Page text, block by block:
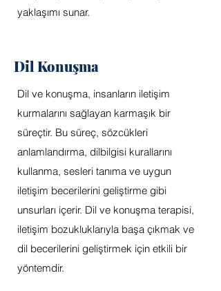
yaklaşımı sunar.
Dil Konuşma
Dil ve konuşma, insanların iletişim
kurmalarını sağlayan karmaşık bir
süreçtir. Bu süreç, sözcükleri
anlamlandırma, dilbilgisi kurallarını
kullanma, sesleri tanıma ve uygun
iletişim becerilerini geliştirme gibi
unsurları içerir. Dil ve konuşma terapisi,
iletişim bozukluklarıyla başa çıkmak ve
dil becerilerini geliştirmek için etkili bir
yöntemdir.